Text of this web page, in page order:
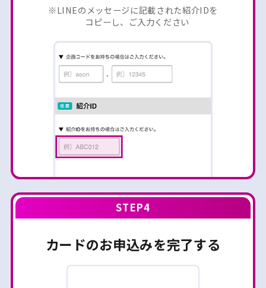
※LINEのメッセージに記載された紹介IDを
コピーし、ご入力ください
STEP4
カードのお申込みを完了する